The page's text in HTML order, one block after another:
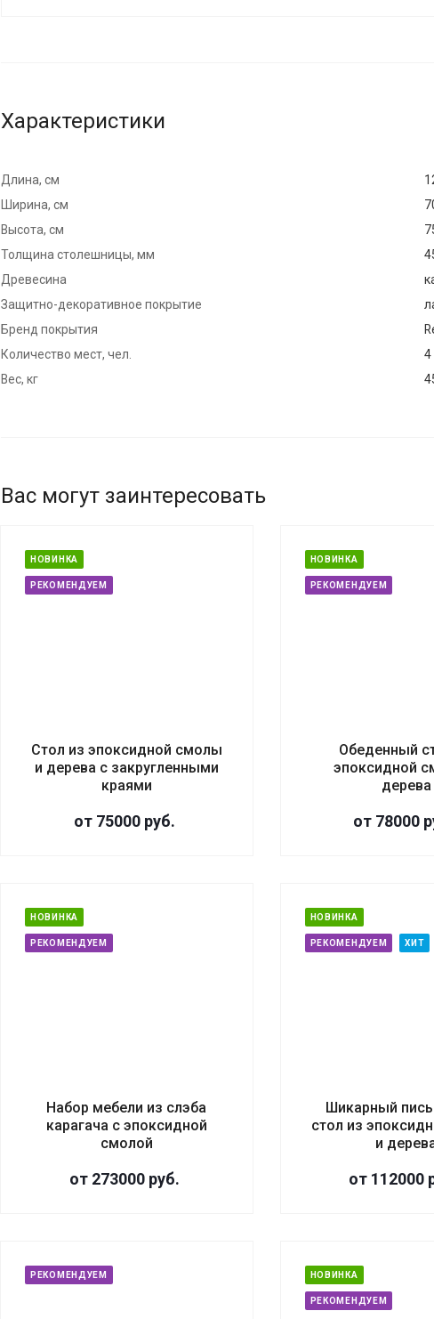
Характеристики
Длина, см
Ширина, см
Высота, см
Толщина столешницы, мм
Древесина
Защитно-декоративное покрытие
Бренд покрытия
Количество мест, чел.
4
Вес, кг
Вас могут заинтересовать
НОВИНКА
РЕКОМЕНДУЕМ
Стол из эпоксидной смолы
и дерева с закругленными
краями
от 75000 руб.
НОВИНКА
РЕКОМЕНДУЕМ
Обеденный
эпоксидной
дерева
от 78000
НОВИНКА
РЕКОМЕНДУЕМ
Набор мебели из слэба
карагача с эпоксидной
смолой
от 273000 руб.
НОВИНКА
РЕКОМЕНДУЕМ ХИТ
Шикарный
стол из
и
от 112000
РЕКОМЕНДУЕМ НОВИНКА
РЕКОМЕНДУЕМ